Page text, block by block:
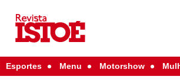
Esportes Menu Motorshow